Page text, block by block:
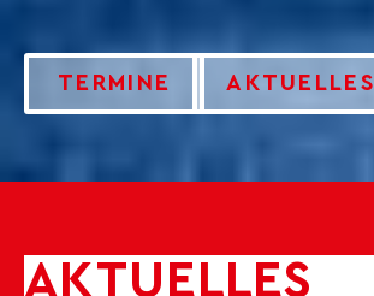
TERMINE AKTUELLES
AKTUELLES